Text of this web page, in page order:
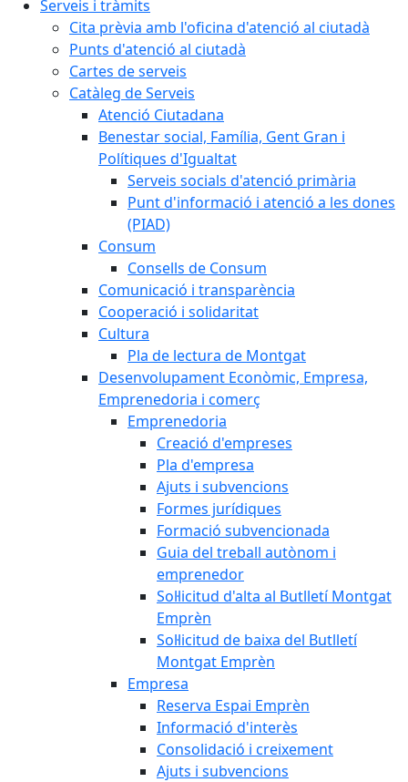
Serveis i tràmits
Cita prèvia amb l'oficina d'atenció al ciutadà
Punts d'atenció al ciutadà
Cartes de serveis
Catàleg de Serveis
Atenció Ciutadana
Benestar social, Família, Gent Gran i
Polítiques d'Igualtat
Serveis socials d'atenció primària
Punt d'informació i atenció a les dones
(PIAD)
Consum
Consells de Consum
Comunicació i transparència
Cooperació i solidaritat
Cultura
Pla de lectura de Montgat
Desenvolupament Econòmic, Empresa,
Emprenedoria i comerç
Emprenedoria
Creació d'empreses
Pla d'empresa
Ajuts i subvencions
Formes jurídiques
Formació subvencionada
Guia del treball autònom i
emprenedor
Sol·licitud d'alta al Butlletí Montgat
Emprèn
Sol·licitud de baixa del Butlletí
Montgat Emprèn
Empresa
Reserva Espai Emprèn
Informació d'interès
Consolidació i creixement
Ajuts i subvencions